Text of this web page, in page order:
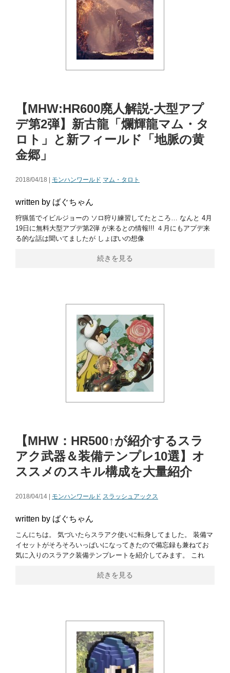
【MHW:HR600廃人解説-大型アプ
デ第2弾】新古龍「爛輝龍マム・タ
ロト」と新フィールド「地脈の黄
金郷」
2018/04/18 | モンハンワールド マム・タロト
written by ばぐちゃん
狩猟笛でイビルジョーの ソロ狩り練習してたところ… なんと 4月
19日に無料大型アプデ第2弾 が来るとの情報!!! ４月にもアプデ来
る的な話は聞いてましたが しょぼいの想像
続きを見る
【MHW：HR500↑が紹介するスラ
アク武器＆装備テンプレ10選】オ
ススメのスキル構成を大量紹介
2018/04/14 | モンハンワールド スラッシュアックス
written by ばぐちゃん
こんにちは。 気づいたらスラアク使いに転身してました。 装備マ
イセットがそろそろいっぱいになってきたので備忘録も兼ねてお
気に入りのスラアク装備テンプレートを紹介してみます。 これ
続きを見る